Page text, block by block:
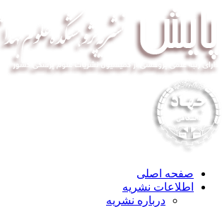
صفحه اصلی
اطلاعات نشریه
درباره نشریه